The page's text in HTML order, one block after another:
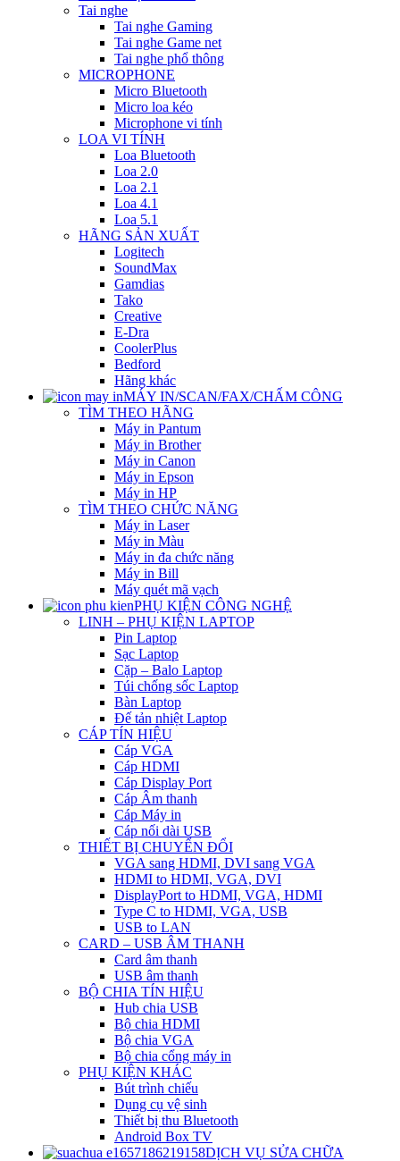
Tai nghe
Tai nghe Gaming
Tai nghe Game net
Tai nghe phổ thông
MICROPHONE
Micro Bluetooth
Micro loa kéo
Microphone vi tính
LOA VI TÍNH
Loa Bluetooth
Loa 2.0
Loa 2.1
Loa 4.1
Loa 5.1
HÃNG SẢN XUẤT
Logitech
SoundMax
Gamdias
Tako
Creative
E-Dra
CoolerPlus
Bedford
Hãng khác
MÁY IN/SCAN/FAX/CHẤM CÔNG
TÌM THEO HÃNG
Máy in Pantum
Máy in Brother
Máy in Canon
Máy in Epson
Máy in HP
TÌM THEO CHỨC NĂNG
Máy in Laser
Máy in Màu
Máy in đa chức năng
Máy in Bill
Máy quét mã vạch
PHỤ KIỆN CÔNG NGHỆ
LINH – PHỤ KIỆN LAPTOP
Pin Laptop
Sạc Laptop
Cặp – Balo Laptop
Túi chống sốc Laptop
Bàn Laptop
Đế tản nhiệt Laptop
CÁP TÍN HIỆU
Cáp VGA
Cáp HDMI
Cáp Display Port
Cáp Âm thanh
Cáp Máy in
Cáp nối dài USB
THIẾT BỊ CHUYỂN ĐỔI
VGA sang HDMI, DVI sang VGA
HDMI to HDMI, VGA, DVI
DisplayPort to HDMI, VGA, HDMI
Type C to HDMI, VGA, USB
USB to LAN
CARD – USB ÂM THANH
Card âm thanh
USB âm thanh
BỘ CHIA TÍN HIỆU
Hub chia USB
Bộ chia HDMI
Bộ chia VGA
Bộ chia cổng máy in
PHỤ KIỆN KHÁC
Bút trình chiếu
Dụng cụ vệ sinh
Thiết bị thu Bluetooth
Android Box TV
DỊCH VỤ SỬA CHỮA